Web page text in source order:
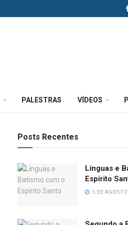
PALESTRAS VÍDEOS
Posts Recentes
Línguas e
Espírito
5 DE